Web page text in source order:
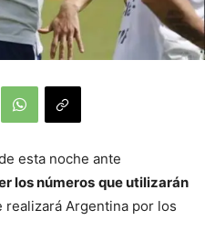
esta noche ante
los números que utilizarán
realizará Argentina por los